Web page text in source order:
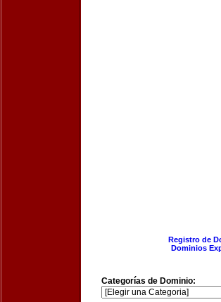
Registro de
Dominios
Categorías de Dominio: